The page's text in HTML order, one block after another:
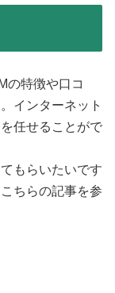
の特徴や口コ
インターネット
任せることがで
もらいたいです
ちらの記事を参